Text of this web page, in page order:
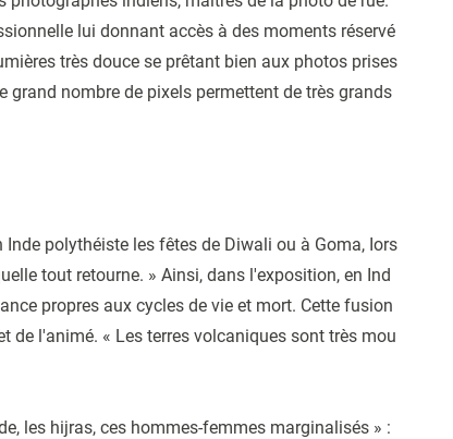
lui donnant accès à des moments réservé
très douce se prêtant bien aux photos prises
grand nombre de pixels permettent de très grands
polythéiste les fêtes de Diwali ou à Goma, Iors
tout retourne. » Ainsi, dans l'exposition, en Ind
propres aux cycles de vie et mort. Cette fusion
de l'animé. « Les terres volcaniques sont très mou
les hijras, ces hommes-femmes marginalisés » :